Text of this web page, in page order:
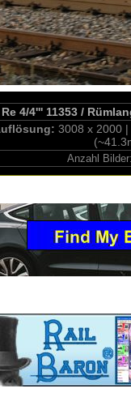
4/4''' 11353 /
3008 x 2000 |
Anzahl Bilder: